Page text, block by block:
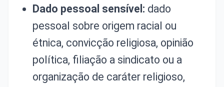
Dado pessoal sensível: dado
pessoal sobre origem racial ou
étnica, convicção religiosa, opinião
política, filiação a sindicato ou a
organização de caráter religioso,